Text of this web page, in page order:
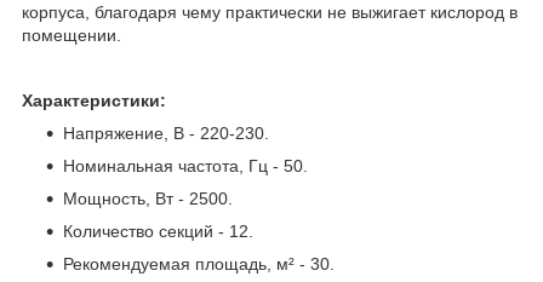
корпуса, благодаря чему практически не выжигает кислород в
помещении.
Характеристики:
Напряжение, В - 220-230.
Номинальная частота, Гц - 50.
Мощность, Вт - 2500.
Количество секций - 12.
Рекомендуемая площадь, м² - 30.